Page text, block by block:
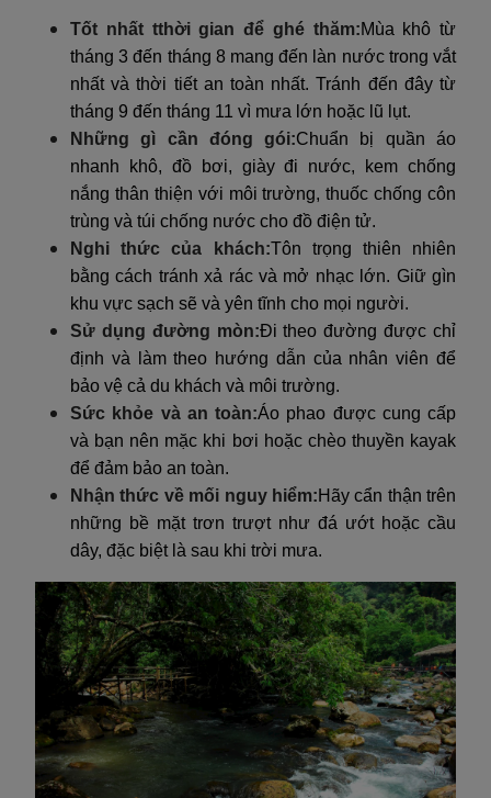
Tốt nhất tthời gian để ghé thăm:Mùa khô từ
tháng 3 đến tháng 8 mang đến làn nước trong vắt
nhất và thời tiết an toàn nhất. Tránh đến đây từ
tháng 9 đến tháng 11 vì mưa lớn hoặc lũ lụt.
Những gì cần đóng gói:Chuẩn bị quần áo
nhanh khô, đồ bơi, giày đi nước, kem chống
nắng thân thiện với môi trường, thuốc chống côn
trùng và túi chống nước cho đồ điện tử.
Nghi thức của khách:Tôn trọng thiên nhiên
bằng cách tránh xả rác và mở nhạc lớn. Giữ gìn
khu vực sạch sẽ và yên tĩnh cho mọi người.
Sử dụng đường mòn:Đi theo đường được chỉ
định và làm theo hướng dẫn của nhân viên để
bảo vệ cả du khách và môi trường.
Sức khỏe và an toàn:Áo phao được cung cấp
và bạn nên mặc khi bơi hoặc chèo thuyền kayak
để đảm bảo an toàn.
Nhận thức về mối nguy hiểm: Hãy cẩn thận trên
những bề mặt trơn trượt như đá ướt hoặc cầu
dây, đặc biệt là sau khi trời mưa.